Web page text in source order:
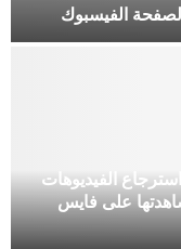
الفيسبوك
الفيديوهات
على فايس